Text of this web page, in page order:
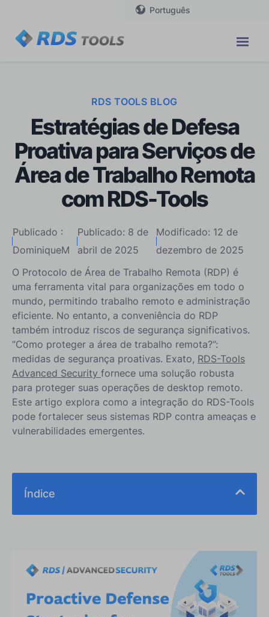
Português
RDS TOOLS BLOG
Estratégias de Defesa
Proativa para Serviços de
Área de Trabalho Remota
com RDS-Tools
Publicado :
DominiqueM
Publicado: 8 de
abril de 2025
Modificado: 12 de
dezembro de 2025
O Protocolo de Área de Trabalho Remota (RDP) é
uma ferramenta vital para organizações em todo o
mundo, permitindo trabalho remoto e administração
eficiente. No entanto, a conveniência do RDP
também introduz riscos de segurança significativos.
“Como proteger a área de trabalho remota?”:
medidas de segurança proativas. Exato, RDS-Tools
Advanced Security fornece uma solução robusta
para proteger suas operações de desktop remoto.
Este artigo explora como a integração do RDS-Tools
pode fortalecer seus sistemas RDP contra ameaças e
vulnerabilidades emergentes.
Índice
O que incluem as violações de segurança RDP
comuns?
Recursos de Segurança Avançada do RDS-Tools –
Keystone Para Proteger o Desktop Remoto